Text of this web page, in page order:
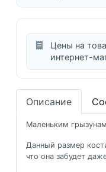
Цены на
интернет-
Описание
Маленьким
Данный размер
что она забудет